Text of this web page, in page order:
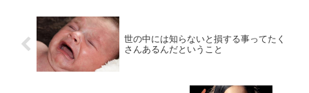
世の中には知らないと損する事ってたく
さんあるんだということ